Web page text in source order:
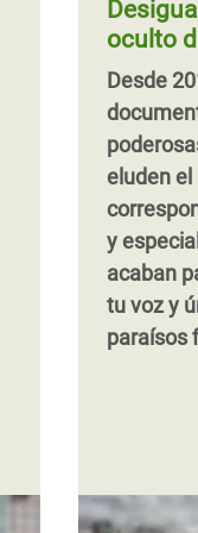
casi 11
cuidar a
la
niñas en
cambiar.
oculto
Desde
eluden el
y
acaban
tu voz y
paraísos